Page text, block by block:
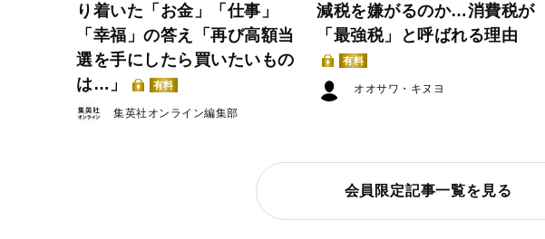
り着いた「お金」「仕事」
「幸福」の答え「再び高額当
選を手にしたら買いたいもの
は…」
有料
集英社オンライン編集部
減税を嫌がるのか…消費税が
「最強税」と呼ばれる理由
有料
オオサワ・キヌヨ
会員限定記事一覧を見る